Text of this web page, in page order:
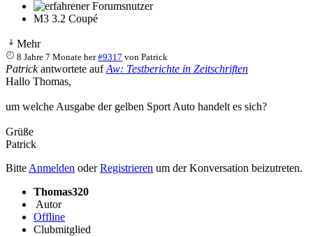
M3 3.2 Coupé
Mehr
8 Jahre 7 Monate her #9317 vonPatrick
Patrickantwortete aufAw: Testberichte in Zeitschriften
Hallo Thomas,
um welche Ausgabe der gelben Sport Auto handelt es sich?
Grüße
Patrick
Bitte Anmelden oderRegistrieren um der Konversation beizutreten.
Thomas320
Autor
Offline
Clubmitglied